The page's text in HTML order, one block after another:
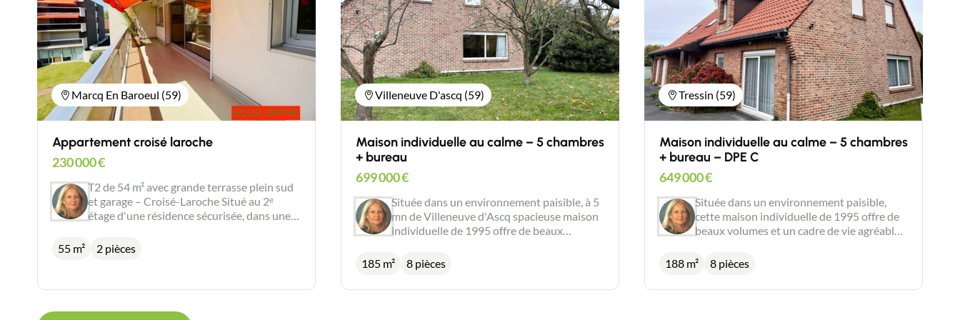
Marcq En Baroeul (59)
Appartement croisé laroche
230 000€
T2 de 54 m² avec grande terrasse plein sud
et garage – Croisé-Laroche Situé au 2ᵉ
étage d'une résidence sécurisée, dans une
Laroche, ce bel appartement T2 de 54 m²
vous séduira par sa luminosité et sa vue
entrée avec placard, d'une agréable pièce
30m2,baignée de lumière grâce à son
55 m² 2 pièces
Villeneuve D'ascq (59)
Maison individuelle au calme – 5 chambres
+ bureau
699 000€
Située dans un environnement paisible, à 5
mn de Villeneuve d'Ascq spacieuse maison
individuelle de 1995 offre de beaux
de-chaussée, vous trouverez : Une entrée
accueillante Une grande pièce de vie
lumineuse avec cuisine ouverte (environ 50
185 m² 8 pièces
Tressin (59)
Maison individuelle au calme – 5 chambres
+ bureau – DPE C
649 000€
Située dans un environnement paisible,
cette maison individuelle de 1995 offre de
beaux volumes et un cadre de vie agréable.
entrée accueillante Une grande pièce de vie
lumineuse avec cuisine ouverte (environ 50
m²) Deux chambres Une salle de bain À
188 m² 8 pièces